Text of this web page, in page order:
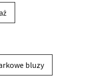
bluzy